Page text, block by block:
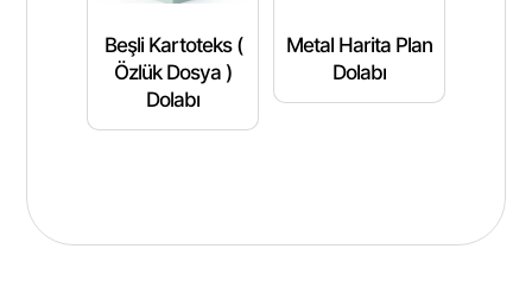
Beşli Kartoteks (
Özlük Dosya )
Dolabı
Metal Harita Plan
Dolabı